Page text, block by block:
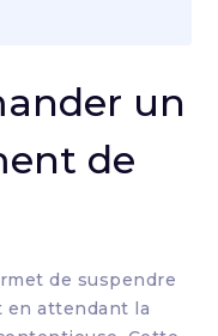
un
de
de suspendre
en attendant la